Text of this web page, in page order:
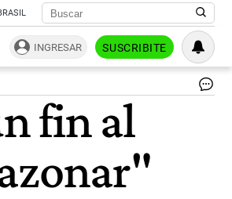
INGRESAR SUSCRIBITE
fin al